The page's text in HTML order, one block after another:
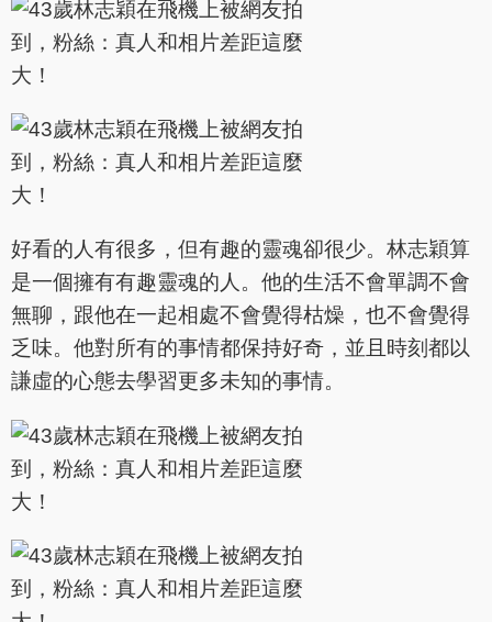
好看的人有很多，但有趣的靈魂卻很少。林志穎算
是一個擁有有趣靈魂的人。他的生活不會單調不會
無聊，跟他在一起相處不會覺得枯燥，也不會覺得
乏味。他對所有的事情都保持好奇，並且時刻都以
謙虛的心態去學習更多未知的事情。